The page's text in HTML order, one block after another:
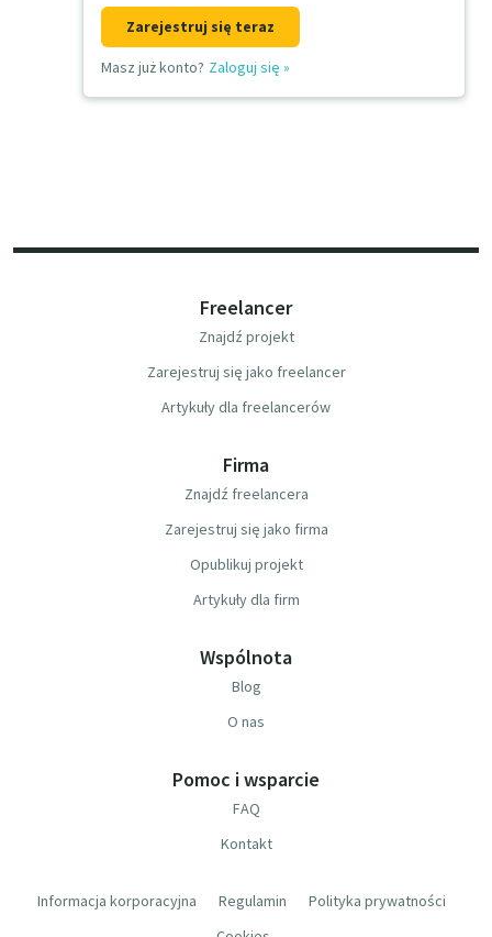
Zarejestruj się teraz
Masz już konto? Zaloguj się »
Freelancer
Znajdź projekt
Zarejestruj się jako freelancer
Artykuły dla freelancerów
Firma
Znajdź freelancera
Zarejestruj się jako firma
Opublikuj projekt
Artykuły dla firm
Wspólnota
Blog
O nas
Pomoc i wsparcie
FAQ
Kontakt
Informacja korporacyjna Regulamin
Polityka prywatności